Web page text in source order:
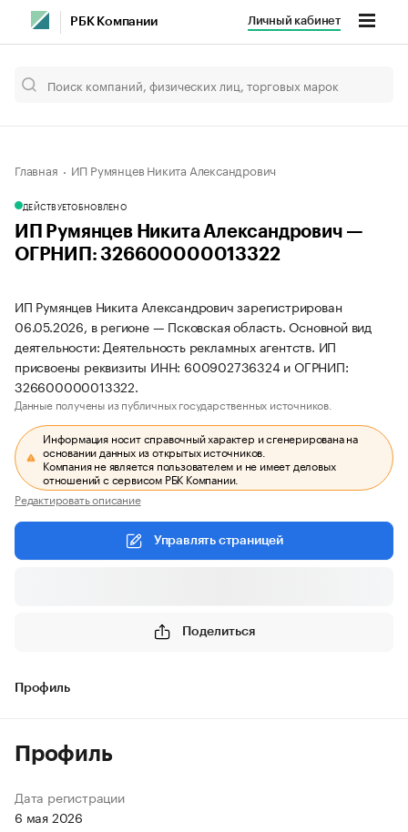
РБК Компании Личный кабинет
Главная ИП Румянцев Никита Александрович
ДЕЙСТВУЕТОБНОВЛЕНО
ИП Румянцев Никита Александрович —
ОГРНИП: 326600000013322
ИП Румянцев Никита Александрович зарегистрирован
06.05.2026, в регионе — Псковская область. Основной вид
деятельности: Деятельность рекламных агентств. ИП
присвоены реквизиты ИНН: 600902736324 и ОГРНИП:
326600000013322.
Данные получены из публичных государственных источников.
Информация носит справочный характер и сгенерирована на
основании данных из открытых источников.
Компания не является пользователем и не имеет деловых
отношений с сервисом РБК Компании.
Редактировать описание
Управлять страницей
Поделиться
Профиль
Профиль
Дата регистрации
6 мая 2026